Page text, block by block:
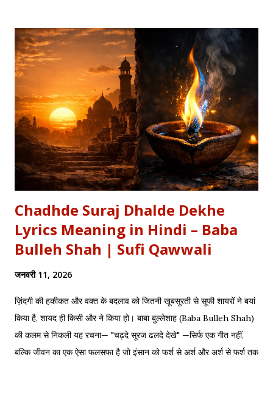
अपनी इच्छा से विद्रोह किया और इतिहास बदल दिया, ठीक वैसे ही जैसे हमने कुछ
औरतों की विद्रोही कहानियों में पढ़ा है। Exam Relevance (UPSC / NET
/ Academic) विषय: 1857 का स्वतंत्रता संग्राम (History) साहित्य: वीर रस
और राष्ट्रीय सांस्कृतिक काव्यधारा (Hindi Literature) महत्व: ...
Chadhde Suraj Dhalde Dekhe
Lyrics Meaning in Hindi – Baba
Bulleh Shah | Sufi Qawwali
जनवरी 11, 2026
ज़िंदगी की हकीकत और वक्त के बदलाव को जितनी खूबसूरती से सूफी शायरों ने बयां
किया है, शायद ही किसी और ने किया हो। बाबा बुल्लेशाह (Baba Bulleh Shah)
की कलम से निकली यह रचना— "चढ़दे सूरज ढलदे देखे" —सिर्फ एक गीत नहीं,
बल्कि जीवन का एक ऐसा फलसफा है जो इंसान को फर्श से अर्श और अर्श से फर्श तक